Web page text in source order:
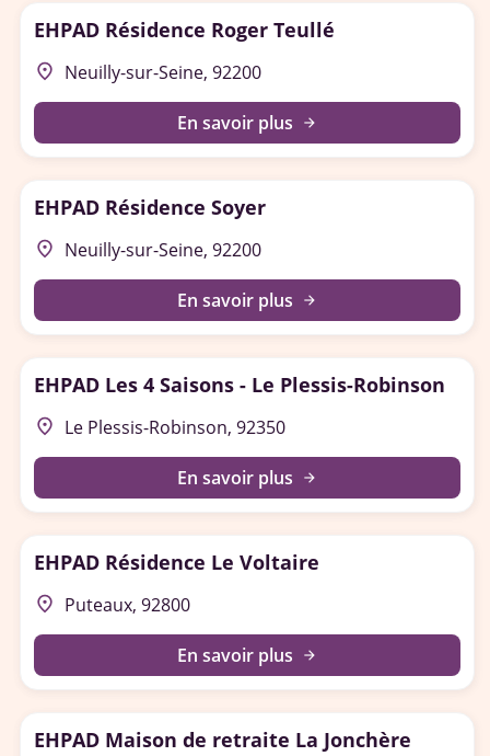
EHPAD Résidence Roger Teullé
place Neuilly-sur-Seine, 92200
En savoir plus arrow_forward
EHPAD Résidence Soyer
place Neuilly-sur-Seine, 92200
En savoir plus arrow_forward
EHPAD Les 4 Saisons - Le Plessis-Robinson
place Le Plessis-Robinson, 92350
En savoir plus arrow_forward
EHPAD Résidence Le Voltaire
place Puteaux, 92800
En savoir plus arrow_forward
EHPAD Maison de retraite La Jonchère